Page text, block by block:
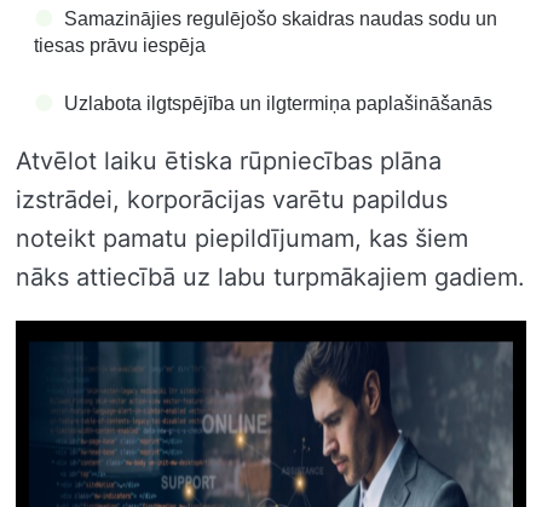
Samazinājies regulējošo skaidras naudas sodu un
tiesas prāvu iespēja
Uzlabota ilgtspējība un ilgtermiņa paplašināšanās
Atvēlot laiku ētiska rūpniecības plāna
izstrādei, korporācijas varētu papildus
noteikt pamatu piepildījumam, kas šiem
nāks attiecībā uz labu turpmākajiem gadiem.